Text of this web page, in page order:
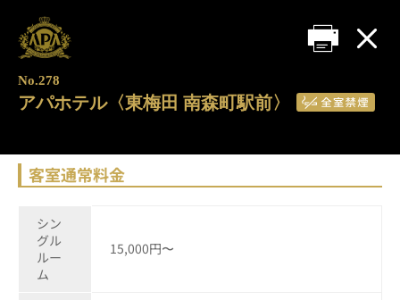
No.278
アパホテル〈東梅田 南森町駅前〉
客室通常料金
シン
グル
ルー
ム
15,000円〜